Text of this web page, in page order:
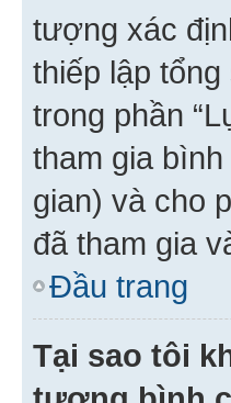
tượng xác
thiếp lập
trong phần
tham gia
gian) và cho
đã tham gia
Đầu trang
Tại sao tôi